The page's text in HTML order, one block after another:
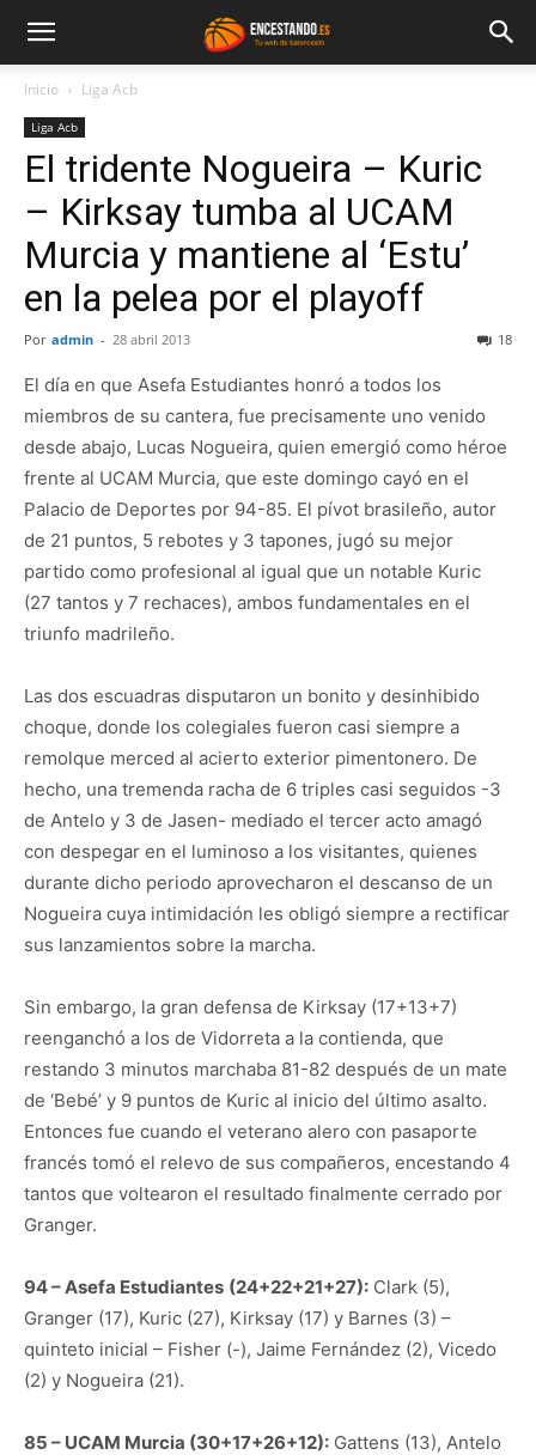
Inicio Liga Acb
Liga Acb
El tridente Nogueira – Kuric
– Kirksay tumba al UCAM
Murcia y mantiene al ‘Estu’
en la pelea por el playoff
Por admin - 28 abril 2013 18
El día en que Asefa Estudiantes honró a todos los
miembros de su cantera, fue precisamente uno venido
desde abajo, Lucas Nogueira, quien emergió como héroe
frente al UCAM Murcia, que este domingo cayó en el
Palacio de Deportes por 94-85. El pívot brasileño, autor
de 21 puntos, 5 rebotes y 3 tapones, jugó su mejor
partido como profesional al igual que un notable Kuric
(27 tantos y 7 rechaces), ambos fundamentales en el
triunfo madrileño.
Las dos escuadras disputaron un bonito y desinhibido
choque, donde los colegiales fueron casi siempre a
remolque merced al acierto exterior pimentonero. De
hecho, una tremenda racha de 6 triples casi seguidos -3
de Antelo y 3 de Jasen- mediado el tercer acto amagó
con despegar en el luminoso a los visitantes, quienes
durante dicho periodo aprovecharon el descanso de un
Nogueira cuya intimidación les obligó siempre a rectificar
sus lanzamientos sobre la marcha.
Sin embargo, la gran defensa de Kirksay (17+13+7)
reenganchó a los de Vidorreta a la contienda, que
restando 3 minutos marchaba 81-82 después de un mate
de ‘Bebé’ y 9 puntos de Kuric al inicio del último asalto.
Entonces fue cuando el veterano alero con pasaporte
francés tomó el relevo de sus compañeros, encestando 4
tantos que voltearon el resultado finalmente cerrado por
Granger.
94 – Asefa Estudiantes (24+22+21+27): Clark (5),
Granger (17), Kuric (27), Kirksay (17) y Barnes (3) –
quinteto inicial – Fisher (-), Jaime Fernández (2), Vicedo
(2) y Nogueira (21).
85 – UCAM Murcia (30+17+26+12): Gattens (13), Antelo